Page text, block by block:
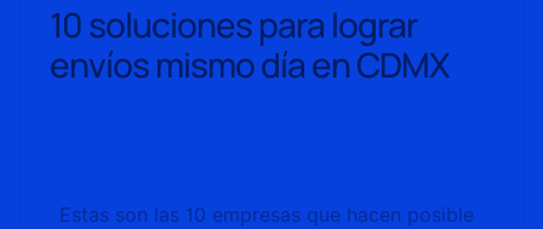
10 soluciones para lograr
envíos mismo día en CDMX
Estas son las 10 empresas que hacen posible